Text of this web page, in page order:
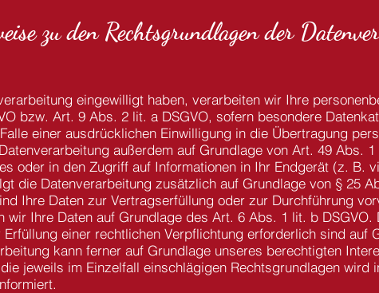
zu den Rechtsgrundlagen der
eingewilligt haben, verarbeiten wir Ihre
bzw. Art. 9 Abs. 2 lit. a DSGVO, sofern besondere
einer ausdrücklichen Einwilligung in die Übertragung
außerdem auf Grundlage von Art. 49 Abs.
oder in den Zugriff auf Informationen in Ihr Endgerät (z. B.
die Datenverarbeitung zusätzlich auf Grundlage von § 25
Ihre Daten zur Vertragserfüllung oder zur Durchführung
wir Ihre Daten auf Grundlage des Art. 6 Abs. 1 lit. b
einer rechtlichen Verpflichtung erforderlich sind auf
kann ferner auf Grundlage unseres berechtigten
jeweils im Einzelfall einschlägigen Rechtsgrundlagen wird